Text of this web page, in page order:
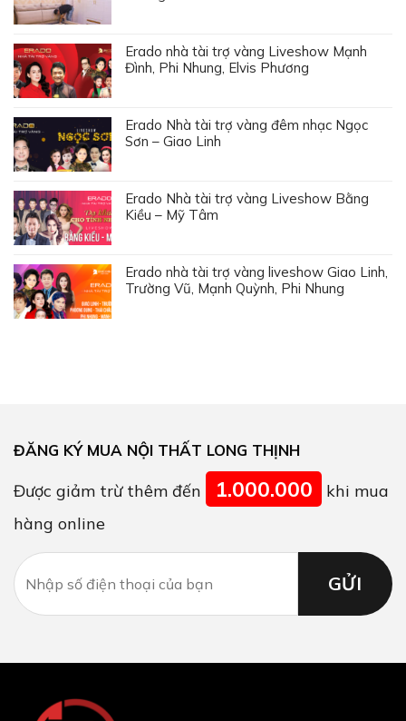
Erado nhà tài trợ vàng Liveshow Mạnh
Đình, Phi Nhung, Elvis Phương
Erado Nhà tài trợ vàng đêm nhạc Ngọc
Sơn – Giao Linh
Erado Nhà tài trợ vàng Liveshow Bằng
Kiều – Mỹ Tâm
Erado nhà tài trợ vàng liveshow Giao Linh,
Trường Vũ, Mạnh Quỳnh, Phi Nhung
ĐĂNG KÝ MUA NỘI THẤT LONG THỊNH
Được giảm trừ thêm đến 1.000.000
khi mua
hàng online